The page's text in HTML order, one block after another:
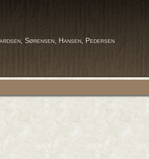
Sørensen, Hansen, Pedersen